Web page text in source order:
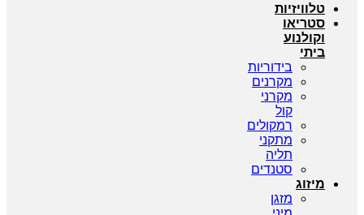
טלוויזיות
סטריאו
וקולנוע
ביתי
בידוריות
מקרנים
מקרני
קול
רמקולים
מתקני
תליה
סטנדים
מיזוג
מזגן